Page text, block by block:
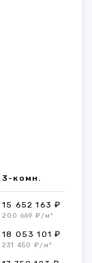
3-комн.
15 652 163 ₽
200 669 ₽/м²
18 053 101 ₽
231 450 ₽/м²